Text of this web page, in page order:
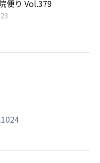
便り Vol.379